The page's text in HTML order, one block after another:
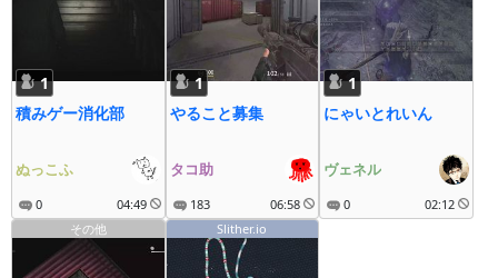
1
積みゲー消化部
ぬっこふ
0 04:49
1
やること募集
タコ助
183 06:58
1
にゃいとれいん
ヴェネル
0
02:12
その他
Slither.io